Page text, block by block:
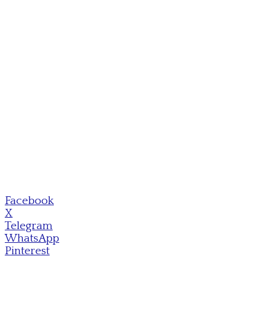
Facebook
X
Telegram
WhatsApp
Pinterest